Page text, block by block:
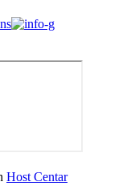
Host Centar